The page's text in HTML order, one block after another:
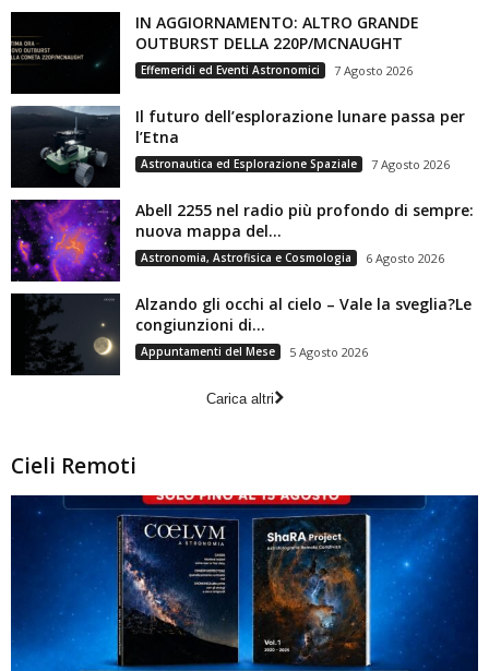
IN AGGIORNAMENTO: ALTRO GRANDE
OUTBURST DELLA 220P/MCNAUGHT
Effemeridi ed Eventi Astronomici 7 Agosto 2026
Il futuro dell’esplorazione lunare passa per
l’Etna
Astronautica ed Esplorazione Spaziale 7 Agosto 2026
Abell 2255 nel radio più profondo di sempre:
nuova mappa del...
Astronomia, Astrofisica e Cosmologia 6 Agosto 2026
Alzando gli occhi al cielo – Vale la sveglia?Le
congiunzioni di...
Appuntamenti del Mese 5 Agosto 2026
Carica altri
Cieli Remoti